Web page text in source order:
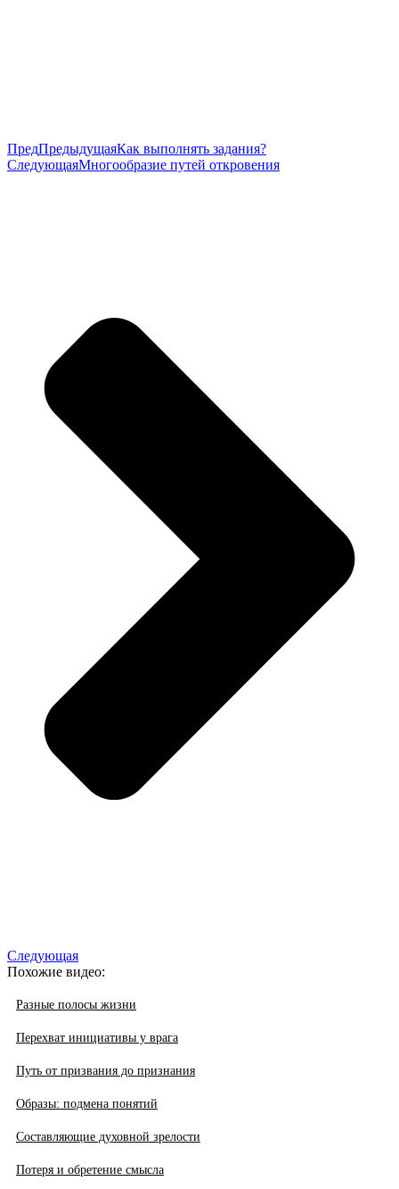
ПредПредыдущаяКак выполнять задания?
СледующаяМногообразие путей откровения
Следующая
Похожие видео:
Разные полосы жизни
Перехват инициативы у врага
Путь от призвания до признания
Образы: подмена понятий
Составляющие духовной зрелости
Потеря и обретение смысла